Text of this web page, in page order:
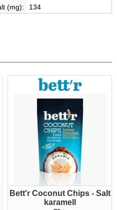
(mg):
134
Bett'r Coconut Chips - Salt
karamell